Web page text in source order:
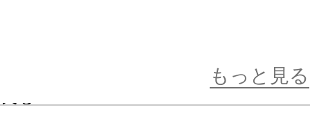
担当アイドルを集めて、自分だけの
もっと見る